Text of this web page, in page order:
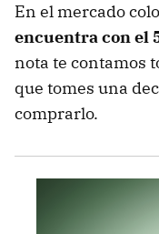
En el mercado
encuentra con el
nota te contamos
que tomes una
comprarlo.